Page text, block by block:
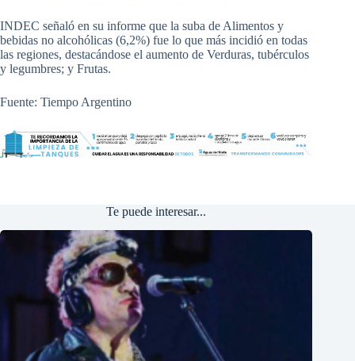
INDEC señaló en su informe que la suba de Alimentos y
bebidas no alcohólicas (6,2%) fue lo que más incidió en todas
las regiones, destacándose el aumento de Verduras, tubérculos
y legumbres; y Frutas.
Fuente: Tiempo Argentino
Te puede interesar...